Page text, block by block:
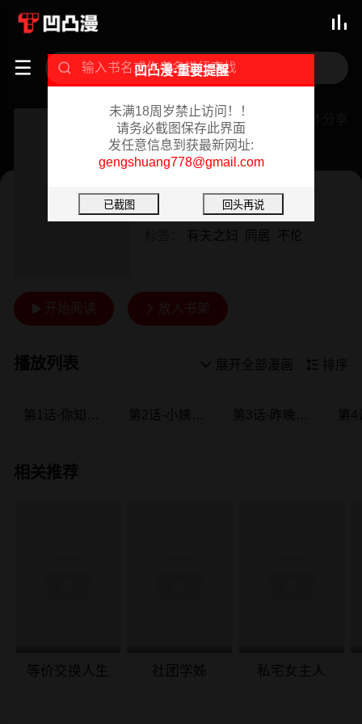

 
姊夫,硬起来
已完结 02/18/2024
韩漫
作者：
纯情小姨子&贤琳
有夫之妇 同居 不伦
 开始阅读  放入书架
 排序
 展开全部漫画
播放列表
凹凸漫-重要提醒
未满18周岁禁止访问！！
请务必截图保存此界面
发任意信息到获最新网址:
gengshuang778@gmail.com